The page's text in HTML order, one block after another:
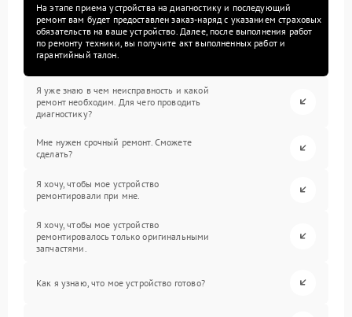
На этапе приема устройства на диагностику и последующий
ремонт вам будет предоставлен заказ-наряд с указанием страховых
обязательств на ваше устройство. Далее, после выполнения работ
по ремонту техники, вы получите акт выполненных работ и
гарантийный талон.
Я уже знаю в чем неисправность и какой
ремонт необходим. Для чего проводить
диагностику?
Мне нужен срочный ремонт. Сможете
сделать?
Я хочу, чтобы мое устройство
ремонтировали при мне.
Я хочу, чтобы мое устройство
ремонтировалось только оригинальными
запчастями.
Как я узнаю, что мое устройство готово?